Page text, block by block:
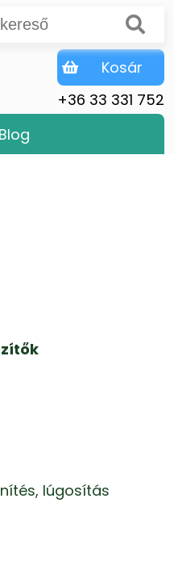
+36 33 331 752
Kosár
Blog
lúgosítás